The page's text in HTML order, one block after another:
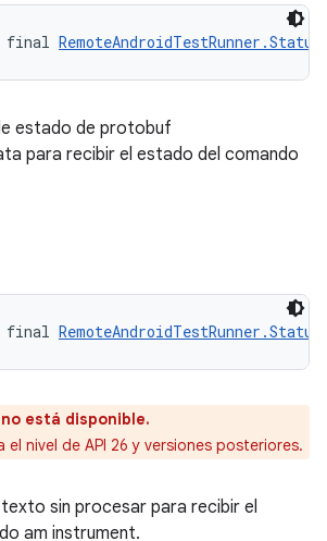
final
estado de protobuf
para recibir el estado del comando
final
está disponible.
el nivel de API 26 y versiones posteriores.
texto sin procesar para recibir el
am instrument.